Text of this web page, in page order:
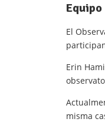
Equipo
El
Erin
misma